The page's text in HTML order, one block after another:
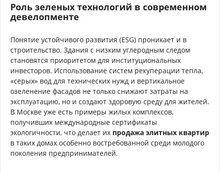
Роль зеленых технологий в современном
девелопменте
Понятие устойчивого развития (ESG) проникает и в
строительство. Здания с низким углеродным следом
становятся приоритетом для институциональных
инвесторов. Использование систем рекуперации тепла,
«серых» вод для технических нужд и вертикальное
озеленение фасадов не только снижают затраты на
эксплуатацию, но и создают здоровую среду для жителей.
В Москве уже есть примеры жилых комплексов,
получивших международные сертификаты
экологичности, что делает их продажа элитных квартир
в таких домах особенно востребованной среди молодого
поколения предпринимателей.